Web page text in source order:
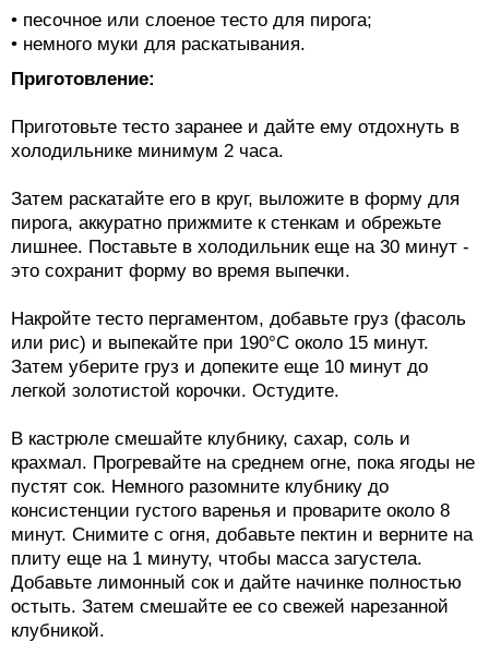
• песочное или слоеное тесто для пирога;
• немного муки для раскатывания.
Приготовление:
Приготовьте тесто заранее и дайте ему отдохнуть в
холодильнике минимум 2 часа.
Затем раскатайте его в круг, выложите в форму для
пирога, аккуратно прижмите к стенкам и обрежьте
лишнее. Поставьте в холодильник еще на 30 минут -
это сохранит форму во время выпечки.
Накройте тесто пергаментом, добавьте груз (фасоль
или рис) и выпекайте при 190°C около 15 минут.
Затем уберите груз и допеките еще 10 минут до
легкой золотистой корочки. Остудите.
В кастрюле смешайте клубнику, сахар, соль и
крахмал. Прогревайте на среднем огне, пока ягоды не
пустят сок. Немного разомните клубнику до
консистенции густого варенья и проварите около 8
минут. Снимите с огня, добавьте пектин и верните на
плиту еще на 1 минуту, чтобы масса загустела.
Добавьте лимонный сок и дайте начинке полностью
остыть. Затем смешайте ее со свежей нарезанной
клубникой.